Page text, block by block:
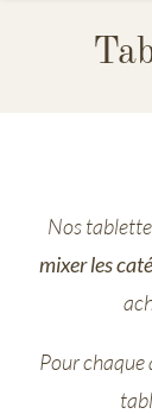
Tablettes
Saunion
Nos
mixer les
Pour chaque